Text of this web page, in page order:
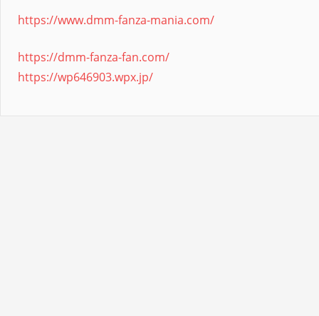
https://www.dmm-fanza-mania.com/
https://dmm-fanza-fan.com/
https://wp646903.wpx.jp/